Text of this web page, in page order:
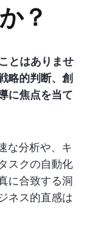
？
とはありませ
略的判断、創
に焦点を当て
な分析や、キ
スクの自動化
に合致する洞
ネス的直感は